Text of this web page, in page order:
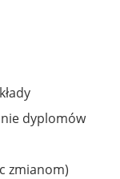
dyplomów
zmianom)